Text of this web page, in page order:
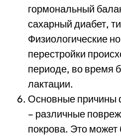
гормональный
сахарный диабет,
Физиологические
перестройки
периоде, во время
лактации.
Основные причины
– различные
покрова. Это может